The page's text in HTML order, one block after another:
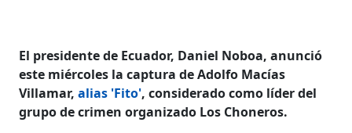
El presidente de Ecuador, Daniel Noboa, anunció
este miércoles la captura de Adolfo Macías
Villamar,alias 'Fito', considerado como líder del
grupo de crimen organizado Los Choneros.